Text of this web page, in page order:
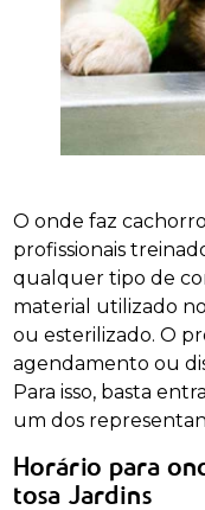
O onde faz
profissionais
qualquer tipo de
material utilizado
ou esterilizado. O
agendamento ou
Para isso, basta
um dos
Horário para
tosa Jardins